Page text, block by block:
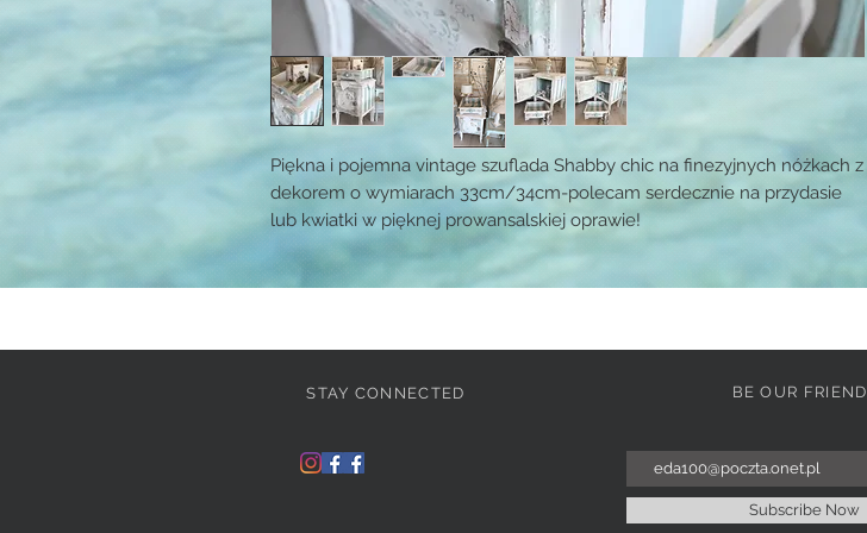
Piękna i pojemna vintage szuflada Shabby chic na finezyjnych nóżkach z
dekorem o wymiarach 33cm/34cm-polecam serdecznie na przydasie
lub kwiatki w pięknej prowansalskiej oprawie!
STAY CONNECTED BE OUR FRIEND
Subscribe Now